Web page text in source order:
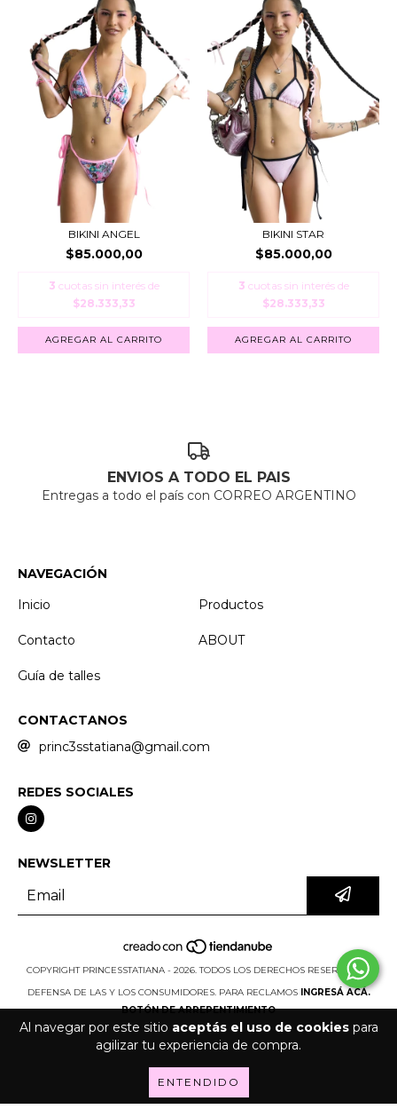
Al navegar por este sitio aceptás el uso de cookiespara
agilizar tu experiencia de compra.
ENTENDIDO
BIKINI ANGEL
$85.000,00
3 cuotas sin interés de
$28.333,33
AGREGAR AL CARRITO
BIKINI STAR
$85.000,00
3 cuotas sin interés de
$28.333,33
AGREGAR AL CARRITO
ENVIOS A TODO EL PAIS
Entregas a todo el país con CORREO ARGENTINO
NAVEGACIÓN
Inicio
Productos
Contacto ABOUT
Guía de talles
CONTACTANOS
princ3sstatiana@gmail.com
REDES SOCIALES
NEWSLETTER
COPYRIGHT PRINCESSTATIANA - 2026. TODOS LOS DERECHOS RESERVADOS.
DEFENSA DE LAS Y LOS CONSUMIDORES. PARA RECLAMOS INGRESÁ ACÁ.
BOTÓN DE ARREPENTIMIENTO